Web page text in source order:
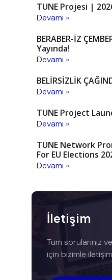
TUNE Projesi |
Devamı »
BERABER-İZ
Yayında!
Devamı »
BELİRSİZLİK
Devamı »
TUNE Project
Devamı »
TUNE Network
For EU Elections
Devamı »
İletişim
Tüm sorularınız
için bizimle